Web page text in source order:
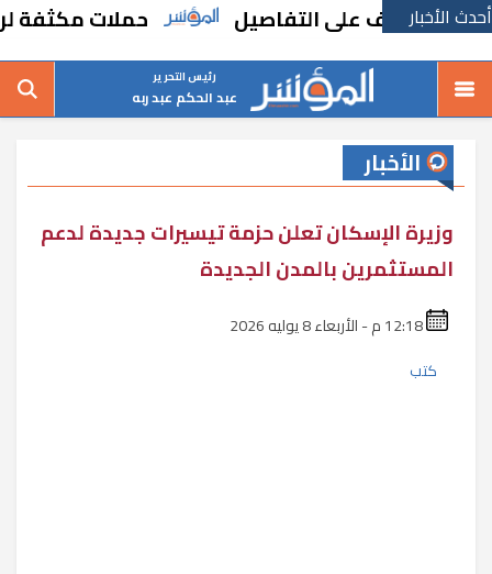
أحدث الأخبار حملات مكثفة لرفع
رئيس التحرير
عبد الحكم عبد ربه
الأخبار
وزيرة الإسكان تعلن حزمة تيسيرات جديدة لدعم
المستثمرين بالمدن الجديدة
كتب